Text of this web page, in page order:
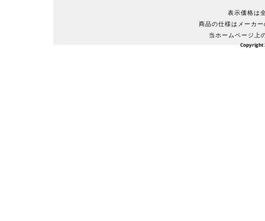
表示価格は
商品の仕様はメーカ
当ホームページ上
Copyright